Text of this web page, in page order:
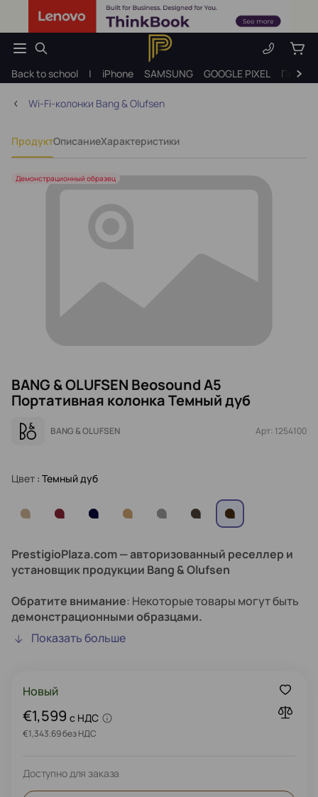
Back to school | iPhone SAMSUNG GOOGLE PIXEL
Wi-Fi-колонки Bang & Olufsen
ПродуктОписаниеХарактеристики
Демонстрационный образец
BANG & OLUFSEN Beosound A5
Портативная колонка Темный дуб
BANG & OLUFSEN Арт: 1254100
Цвет : Темный дуб
PrestigioPlaza.com — авторизованный реселлер и
установщик продукции Bang & Olufsen
Обратите внимание: Некоторые товары могут быть
демонстрационными образцами.
Они полностью функциональны и прошли проверку
качества, но могут иметь незначительные следы
Показать больше
Новый
€1,599 c НДС
€1,343.69 без НДС
Доступно для заказа